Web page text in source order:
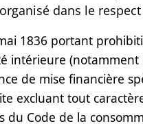
dans le respect
1836 portant
intérieure
de mise financière
excluant tout
du Code de la